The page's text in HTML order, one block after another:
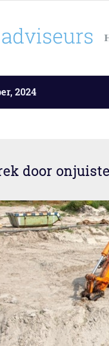
2024
door